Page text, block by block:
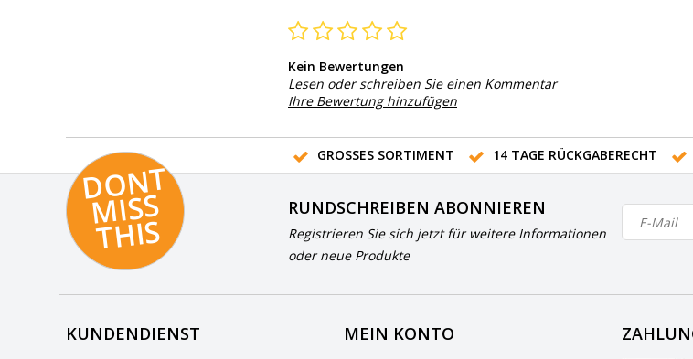
Kein Bewertungen
Lesen oder schreiben Sie einen Kommentar
Ihre Bewertung hinzufügen
GROSSES SORTIMENT 14 TAGE RÜCKGABERECHT
D
O
N
T
MI
S
S
T
HI
S
RUNDSCHREIBEN ABONNIEREN
Registrieren Sie sich jetzt für weitere Informationen
oder neue Produkte
KUNDENDIENST MEIN KONTO